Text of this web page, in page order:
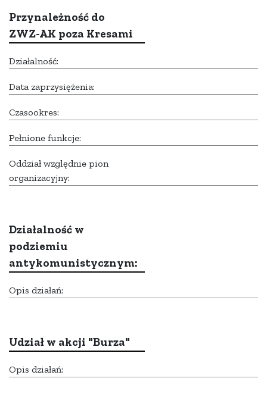
Przynależność do
ZWZ-AK poza Kresami
Działalność:
Data zaprzysiężenia:
Czasookres:
Pełnione funkcje:
Oddział względnie pion
organizacyjny:
Działalność w
podziemiu
antykomunistycznym:
Opis działań:
Udział w akcji "Burza"
Opis działań: